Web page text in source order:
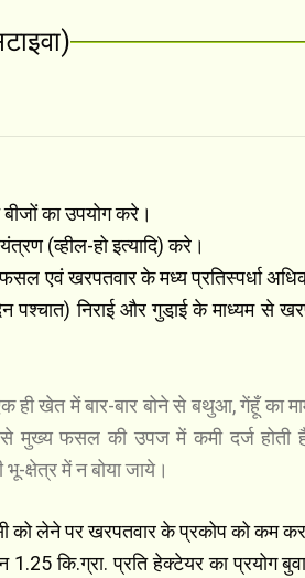
का उपयोग करे।
(व्हील-हो इत्यादि) करे।
एवं खरपतवार के मध्य प्रतिस्पर्धा
पश्चात) निराई और गुडा़ई के माध्यम से
खेत में बार-बार बोने से बथुआ, गेंहूँ का
मुख्य फसल की उपज में कमी दर्ज
भू-क्षेत्र में न बोया जाये।
लेने पर खरपतवार के प्रकोप को कम
1.25 कि.ग्रा. प्रति हेक्टेयर का प्रयोग